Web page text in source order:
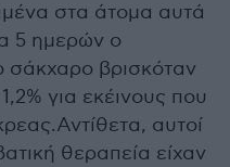
στα άτομα αυτά
5 ημερών ο
σάκχαρο βρισκόταν
για εκέινους που
αυτοί
θεραπεία είχαν